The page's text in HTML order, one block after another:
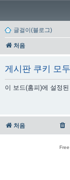
글걸이(블로그)
처음
게시판 쿠키 모
이 보드(홈피)에 설정
처음